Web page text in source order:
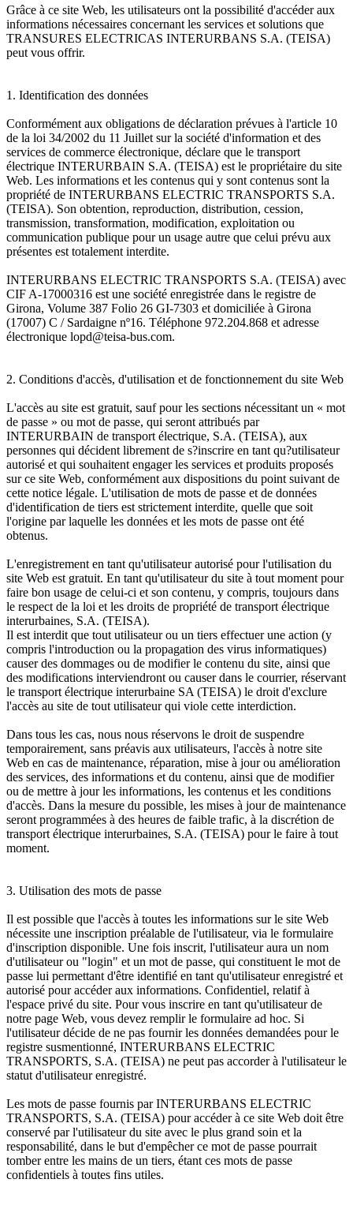
Grâce à ce site Web, les utilisateurs ont la possibilité d'accéder aux
informations nécessaires concernant les services et solutions que
TRANSURES ELECTRICAS INTERURBANS S.A. (TEISA)
peut vous offrir.
1. Identification des données
Conformément aux obligations de déclaration prévues à l'article 10
de la loi 34/2002 du 11 Juillet sur la société d'information et des
services de commerce électronique, déclare que le transport
électrique INTERURBAIN S.A. (TEISA) est le propriétaire du site
Web. Les informations et les contenus qui y sont contenus sont la
propriété de INTERURBANS ELECTRIC TRANSPORTS S.A.
(TEISA). Son obtention, reproduction, distribution, cession,
transmission, transformation, modification, exploitation ou
communication publique pour un usage autre que celui prévu aux
présentes est totalement interdite.
INTERURBANS ELECTRIC TRANSPORTS S.A. (TEISA) avec
CIF A-17000316 est une société enregistrée dans le registre de
Girona, Volume 387 Folio 26 GI-7303 et domiciliée à Girona
(17007) C / Sardaigne nº16. Téléphone 972.204.868 et adresse
électronique lopd@teisa-bus.com.
2. Conditions d'accès, d'utilisation et de fonctionnement du site Web
L'accès au site est gratuit, sauf pour les sections nécessitant un « mot
de passe » ou mot de passe, qui seront attribués par
INTERURBAIN de transport électrique, S.A. (TEISA), aux
personnes qui décident librement de s?inscrire en tant qu?utilisateur
autorisé et qui souhaitent engager les services et produits proposés
sur ce site Web, conformément aux dispositions du point suivant de
cette notice légale. L'utilisation de mots de passe et de données
d'identification de tiers est strictement interdite, quelle que soit
l'origine par laquelle les données et les mots de passe ont été
obtenus.
L'enregistrement en tant qu'utilisateur autorisé pour l'utilisation du
site Web est gratuit. En tant qu'utilisateur du site à tout moment pour
faire bon usage de celui-ci et son contenu, y compris, toujours dans
le respect de la loi et les droits de propriété de transport électrique
interurbaines, S.A. (TEISA).
Il est interdit que tout utilisateur ou un tiers effectuer une action (y
compris l'introduction ou la propagation des virus informatiques)
causer des dommages ou de modifier le contenu du site, ainsi que
des modifications interviendront ou causer dans le courrier, réservant
le transport électrique interurbaine SA (TEISA) le droit d'exclure
l'accès au site de tout utilisateur qui viole cette interdiction.
Dans tous les cas, nous nous réservons le droit de suspendre
temporairement, sans préavis aux utilisateurs, l'accès à notre site
Web en cas de maintenance, réparation, mise à jour ou amélioration
des services, des informations et du contenu, ainsi que de modifier
ou de mettre à jour les informations, les contenus et les conditions
d'accès. Dans la mesure du possible, les mises à jour de maintenance
seront programmées à des heures de faible trafic, à la discrétion de
transport électrique interurbaines, S.A. (TEISA) pour le faire à tout
moment.
3. Utilisation des mots de passe
Il est possible que l'accès à toutes les informations sur le site Web
nécessite une inscription préalable de l'utilisateur, via le formulaire
d'inscription disponible. Une fois inscrit, l'utilisateur aura un nom
d'utilisateur ou "login" et un mot de passe, qui constituent le mot de
passe lui permettant d'être identifié en tant qu'utilisateur enregistré et
autorisé pour accéder aux informations. Confidentiel, relatif à
l'espace privé du site. Pour vous inscrire en tant qu'utilisateur de
notre page Web, vous devez remplir le formulaire ad hoc. Si
l'utilisateur décide de ne pas fournir les données demandées pour le
registre susmentionné, INTERURBANS ELECTRIC
TRANSPORTS, S.A. (TEISA) ne peut pas accorder à l'utilisateur le
statut d'utilisateur enregistré.
Les mots de passe fournis par INTERURBANS ELECTRIC
TRANSPORTS, S.A. (TEISA) pour accéder à ce site Web doit être
conservé par l'utilisateur du site avec le plus grand soin et la
responsabilité, dans le but d'empêcher ce mot de passe pourrait
tomber entre les mains de un tiers, étant ces mots de passe
confidentiels à toutes fins utiles.